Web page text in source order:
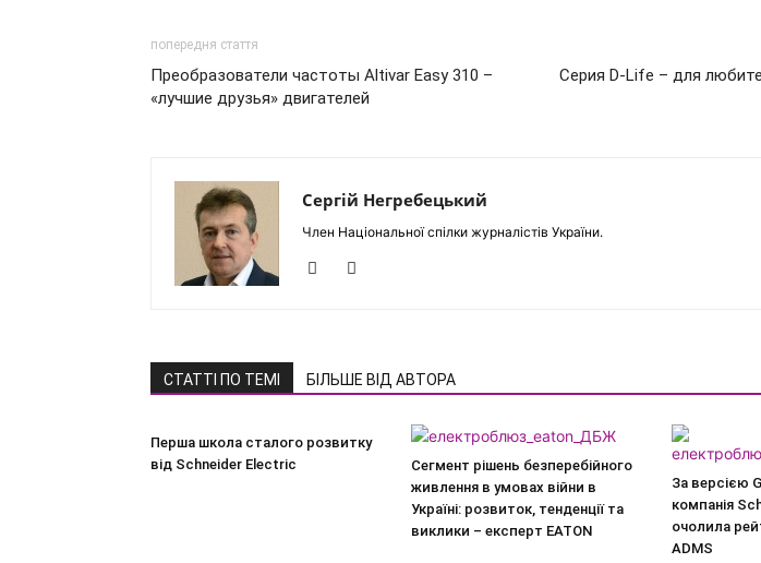
попередня стаття
Преобразователи частоты Altivar Easy 310 –
«лучшие друзья» двигателей
Серия D-Life – для
Сергій Негребецький
Член Національної спілки журналістів України.
СТАТТІ ПО ТЕМІ БІЛЬШЕ ВІД АВТОРА
Перша школа сталого розвитку
від Schneider Electric
Сегмент рішень безперебійного
живлення в умовах війни в
Україні: розвиток, тенденції та
виклики – експерт EATON
За версією
компанія
очолила
ADMS